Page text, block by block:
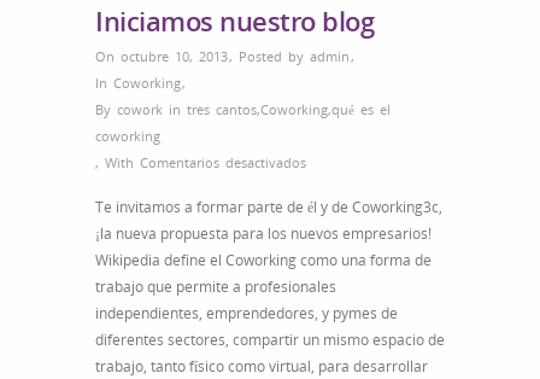
Iniciamos nuestro blog
On octubre 10, 2013, Posted by admin ,
In Coworking,
By cowork in tres cantos,Coworking,qué es el
coworking
, With Comentarios desactivadosen
nuestro
blog
Te invitamos a formar parte de él y de Coworking3c,
¡la nueva propuesta para los nuevos empresarios!
Wikipedia define el Coworking como una forma de
trabajo que permite a profesionales
independientes, emprendedores, y pymes de
diferentes sectores, compartir un mismo espacio de
trabajo, tanto físico como virtual, para desarrollar